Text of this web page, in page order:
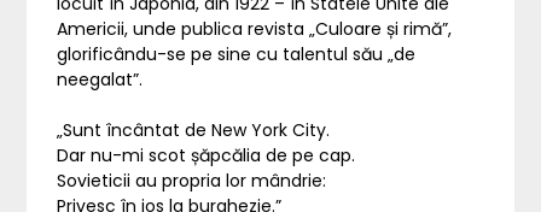
Americii, unde publica revista „Culoare și rimă”,
glorificându-se pe sine cu talentul său „de
neegalat”.
„Sunt încântat de New York City.
Dar nu-mi scot șăpcălia de pe cap.
Sovieticii au propria lor mândrie:
Privesc în jos la burghezie.”